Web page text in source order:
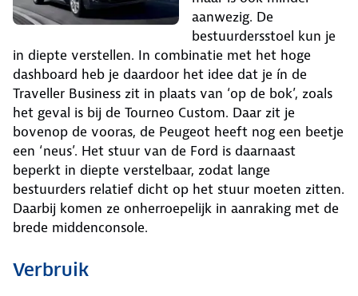
aanwezig. De
bestuurdersstoel kun je
in diepte verstellen. In combinatie met het hoge
dashboard heb je daardoor het idee dat je ín de
Traveller Business zit in plaats van ‘op de bok’, zoals
het geval is bij de Tourneo Custom. Daar zit je
bovenop de vooras, de Peugeot heeft nog een beetje
een ‘neus’. Het stuur van de Ford is daarnaast
beperkt in diepte verstelbaar, zodat lange
bestuurders relatief dicht op het stuur moeten zitten.
Daarbij komen ze onherroepelijk in aanraking met de
brede middenconsole.
Verbruik